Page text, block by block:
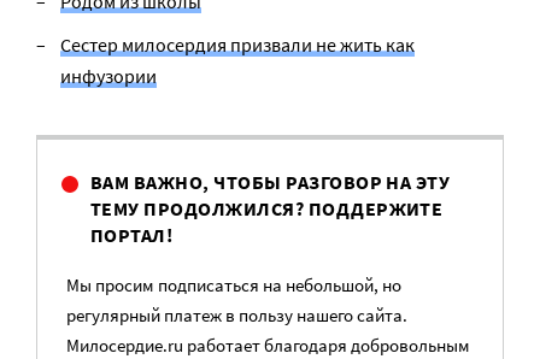
Сестер милосердия призвали не жить как
инфузории
ВАМ ВАЖНО, ЧТОБЫ РАЗГОВОР НА ЭТУ
ТЕМУ ПРОДОЛЖИЛСЯ? ПОДДЕРЖИТЕ
ПОРТАЛ!
Мы просим подписаться на небольшой, но
регулярный платеж в пользу нашего сайта.
Милосердие.ru работает благодаря добровольным